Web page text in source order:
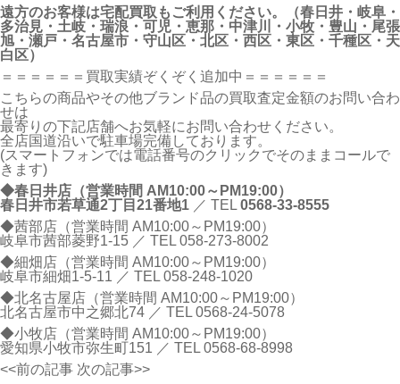
遠方のお客様は宅配買取もご利用ください。（春日井・岐阜・
多治見・土岐・瑞浪・可児・恵那・中津川・小牧・豊山・尾張
旭・瀬戸・名古屋市・守山区・北区・西区・東区・千種区・天
白区）
＝＝＝＝＝＝買取実績ぞくぞく追加中＝＝＝＝＝＝
こちらの商品やその他ブランド品の買取査定金額のお問い合わ
せは
最寄りの下記店舗へお気軽にお問い合わせください。
全店国道沿いで駐車場完備しております。
(スマートフォンでは電話番号のクリックでそのままコールで
きます)
◆春日井店（営業時間 AM10:00～PM19:00）
春日井市若草通2丁目21番地1 ／ TEL 0568-33-8555
◆茜部店（営業時間 AM10:00～PM19:00）
岐阜市茜部菱野1-15 ／ TEL 058-273-8002
◆細畑店（営業時間 AM10:00～PM19:00）
岐阜市細畑1-5-11 ／ TEL 058-248-1020
◆北名古屋店（営業時間 AM10:00～PM19:00）
北名古屋市中之郷北74 ／ TEL 0568-24-5078
◆小牧店（営業時間 AM10:00～PM19:00）
愛知県小牧市弥生町151 ／ TEL 0568-68-8998
<<前の記事 次の記事>>